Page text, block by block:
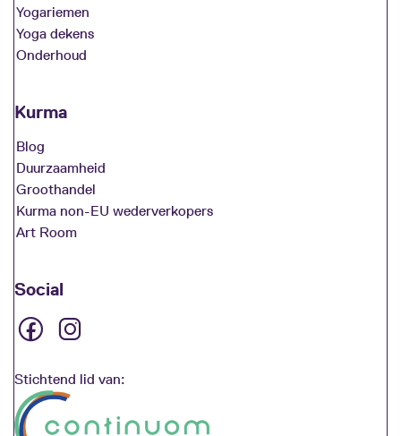
Yogariemen
Yoga dekens
Onderhoud
Kurma
Blog
Duurzaamheid
Groothandel
Kurma non-EU wederverkopers
Art Room
Social
Stichtend lid van: